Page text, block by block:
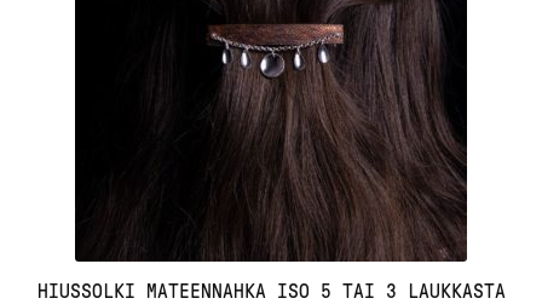
HIUSSOLKI MATEENNAHKA ISO 5 TAI 3 LAUKKASTA